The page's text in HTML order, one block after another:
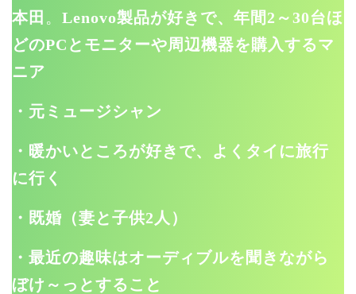
本田 。 Lenovo製品が好きで、年間2～30台ほ
どのPCとモニターや周辺機器を購入するマ
ニア
・元ミュージシャン
・暖かいところが好きで、よくタイに旅行
に行く
・既婚（妻と子供2人）
・最近の趣味はオーディブルを聞きながら
ぼけ～っとすること